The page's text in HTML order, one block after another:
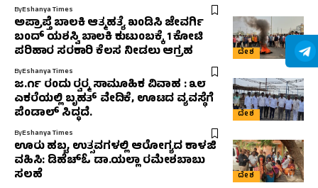
ByEshanya Times
ದೇಶ
ಅಪ್ರಾಪ್ತೆ ಬಾಲಕಿ ಆತ್ಮಹತ್ಯೆ ಖಂಡಿಸಿ ಜೇವರ್ಗಿ
ಬಂದ್ ಯಶಸ್ವಿ ಬಾಲಕಿ ಕುಟುಂಬಕ್ಕೆ 1 ಕೋಟಿ
ಪರಿಹಾರ ಸರಕಾರಿ ಕೆಲಸ ನೀಡಲು ಆಗ್ರಹ
ByEshanya Times
ದೇಶ
ಜ.೧೯ ರಂದು ರ‍್ವರ‍್ಮ ಸಾಮೂಹಿಕ ವಿವಾಹ : ೩೮
ಎಕರೆಯಲ್ಲಿ ಬೃಹತ್ ವೇದಿಕೆ, ಊಟದ ವ್ಯವಸ್ಥೆಗೆ
ಪೆಂಡಾಲ್ ಸಿದ್ಧದೆ.
ByEshanya Times
ದೇಶ
ಊರು ಹಬ್ಬ, ಉತ್ಸವಗಳಲ್ಲಿ ಆರೋಗ್ಯದ ಕಾಳಜಿ
ವಹಿಸಿ: ಡಿಹೆಚ್‌ಓ ಡಾ.ಯಲ್ಲಾ ರಮೇಶಬಾಬು
ಸಲಹೆ